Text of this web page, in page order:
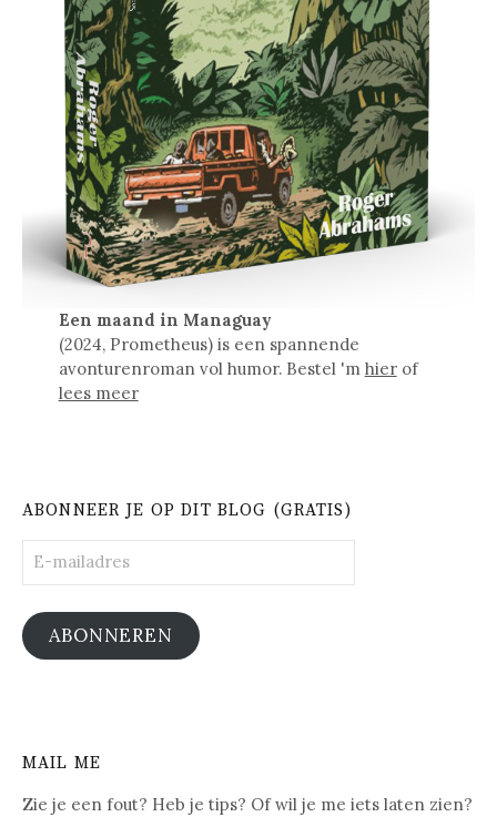
Een maand in Managuay
(2024, Prometheus) is een spannende
avonturenroman vol humor. Bestel 'm hierof
lees meer
ABONNEER JE OP DIT BLOG (GRATIS)
mailadres
ABONNEREN
MAIL ME
Zie je een fout? Heb je tips? Of wil je me iets laten zien?